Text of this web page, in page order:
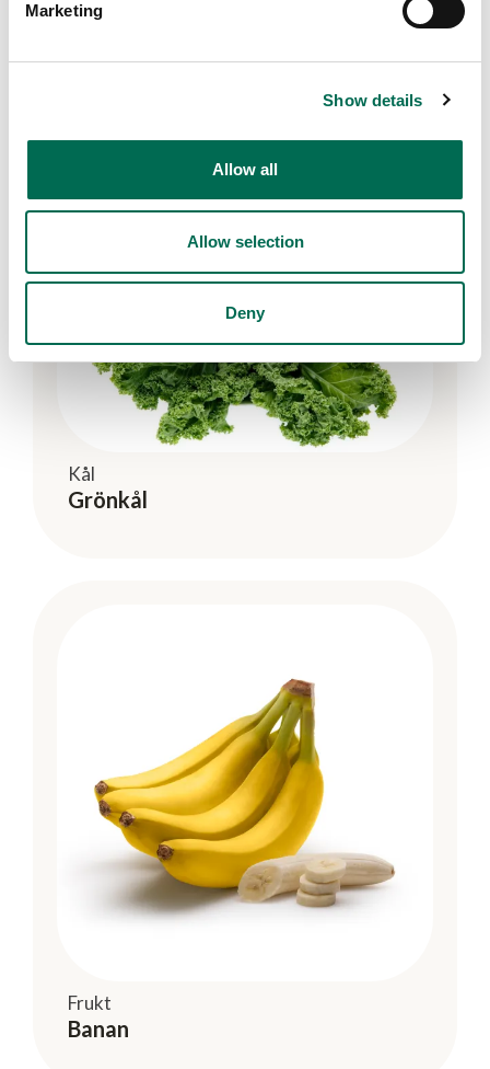
Marketing
Show details
Allow all
Allow selection
Deny
Bär
Kål
Grönkål
Frukt
Banan